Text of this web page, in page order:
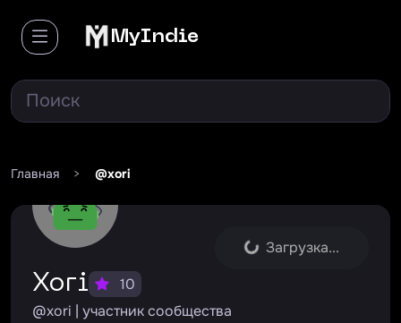
MyIndie
Главная > @xori
Загрузка...
Xori
10
@xori | участник сообщества